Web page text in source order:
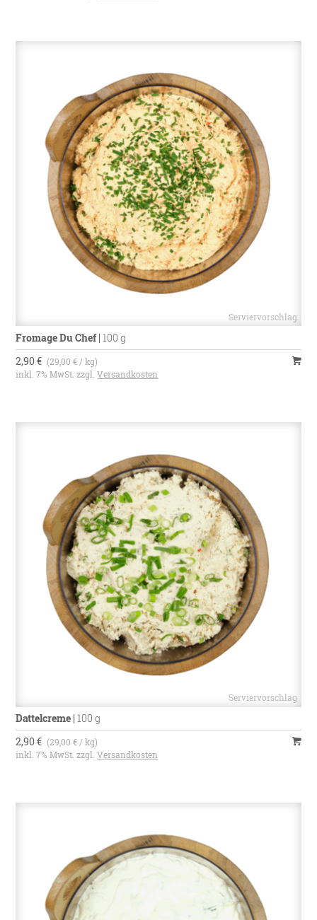
Fromage Du Chef|100 g
2,90 € (29,00 € / kg)
inkl. 7% MwSt. zzgl.Versandkosten
Dattelcreme |100 g
2,90 € (29,00 € / kg)
inkl. 7% MwSt. zzgl.Versandkosten